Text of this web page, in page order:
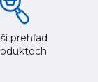
prehľad